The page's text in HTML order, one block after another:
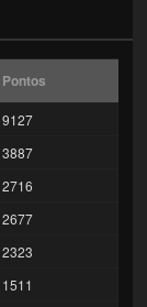
Pontos
9127
3887
2716
2677
2323
1511